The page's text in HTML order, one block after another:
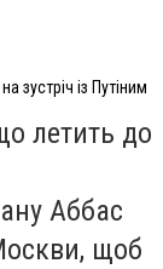
зустріч із Путіним
летить до
Аббас
щоб